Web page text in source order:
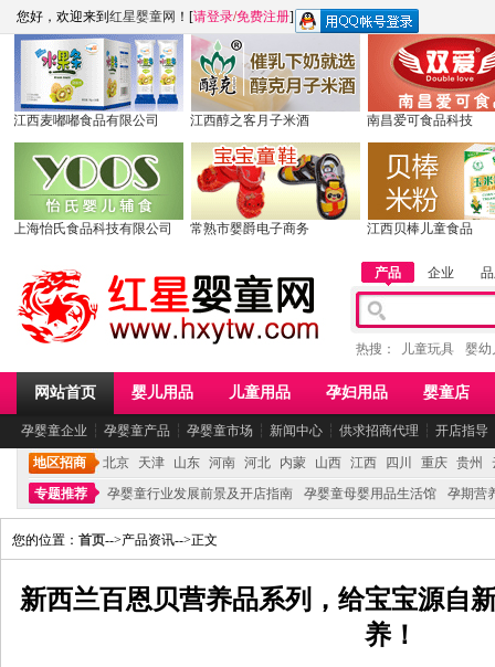
您好，欢迎来到 红星婴童网 ！[请登录/免费注册]
江西麦嘟嘟食品有限公司 江西醇之客月子米酒 南昌爱可食品科技
上海怡氏食品科技有限公司 常熟市婴爵电子商务 江西贝棒儿童食品
产品 企业
热搜： 儿童玩具 婴幼
网站首页 婴儿用品 儿童用品 孕妇用品 婴童店
孕婴童企业 ┆ 孕婴童产品 ┆ 孕婴童市场 ┆ 新闻中心 ┆ 供求招商代理 ┆ 开店指导
地区招商 北京 天津 山东 河南 河北 内蒙 山西 江西 四川 重庆 贵州
专题推荐
孕婴童行业发展前景及开店指南 孕婴童母婴用品生活馆 孕期营
您的位置： 首页-->产品资讯-->正文
新西兰百恩贝营养品系列，给宝宝源自
养！